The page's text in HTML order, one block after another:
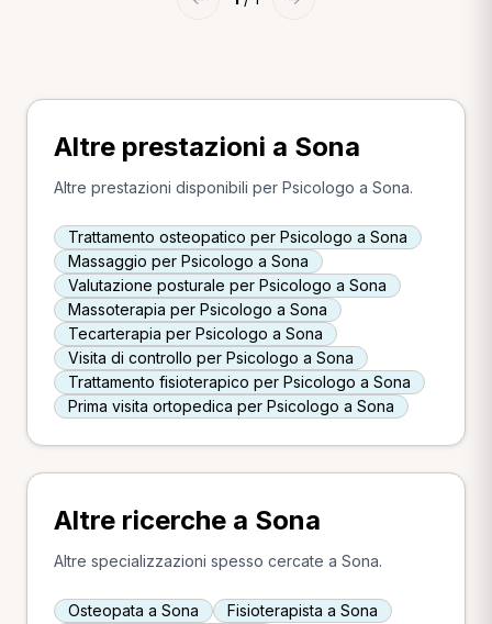
Altre prestazioni a Sona
Altre prestazioni disponibili per Psicologo a Sona.
Trattamento osteopatico per Psicologo a Sona
Massaggio per Psicologo a Sona
Valutazione posturale per Psicologo a Sona
Massoterapia per Psicologo a Sona
Tecarterapia per Psicologo a Sona
Visita di controllo per Psicologo a Sona
Trattamento fisioterapico per Psicologo a Sona
Prima visita ortopedica per Psicologo a Sona
Altre ricerche a Sona
Altre specializzazioni spesso cercate a Sona.
Osteopata a Sona
Fisioterapista a Sona